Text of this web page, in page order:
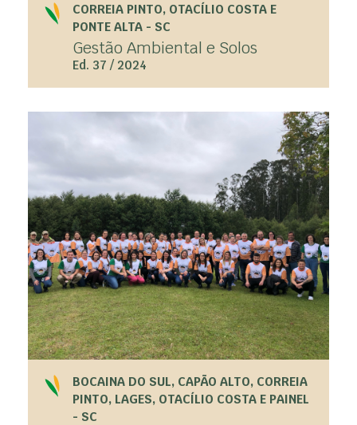
CORREIA PINTO, OTACÍLIO COSTA E
PONTE ALTA - SC
Gestão Ambiental e Solos
Ed. 37 / 2024
BOCAINA DO SUL, CAPÃO ALTO, CORREIA
PINTO, LAGES, OTACÍLIO COSTA E PAINEL
- SC